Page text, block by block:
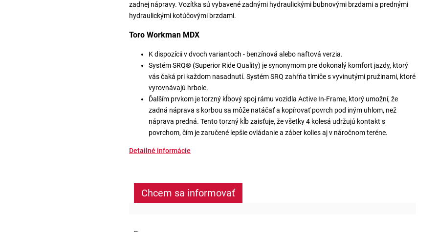
zadnej nápravy. Vozítka sú vybavené zadnými hydraulickými bubnovými brzdami a prednými
hydraulickými kotúčovými brzdami.
Toro Workman MDX
K dispozícii v dvoch variantoch - benzínová alebo naftová verzia.
Systém SRQ® (Superior Ride Quality) je synonymom pre dokonalý komfort jazdy, ktorý
vás čaká pri každom nasadnutí. Systém SRQ zahŕňa tlmiče s vyvinutými pružinami, ktoré
vyrovnávajú hrbole.
Ďalším prvkom je torzný kĺbový spoj rámu vozidla Active In-Frame, ktorý umožní, že
zadná náprava s korbou sa môže natáčať a kopírovať povrch pod iným uhlom, než
náprava predná. Tento torzný kĺb zaisťuje, že všetky 4 kolesá udržujú kontakt s
povrchom, čím je zaručené lepšie ovládanie a záber kolies aj v náročnom teréne.
Detailné informácie
Chcem sa informovať